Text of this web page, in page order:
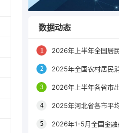
数据动态
2026年上半年全国居民收
2025年全国农村居民消费
2026年上半年各省市
2025年河北省各市平
2026年1-5月全国金融存款